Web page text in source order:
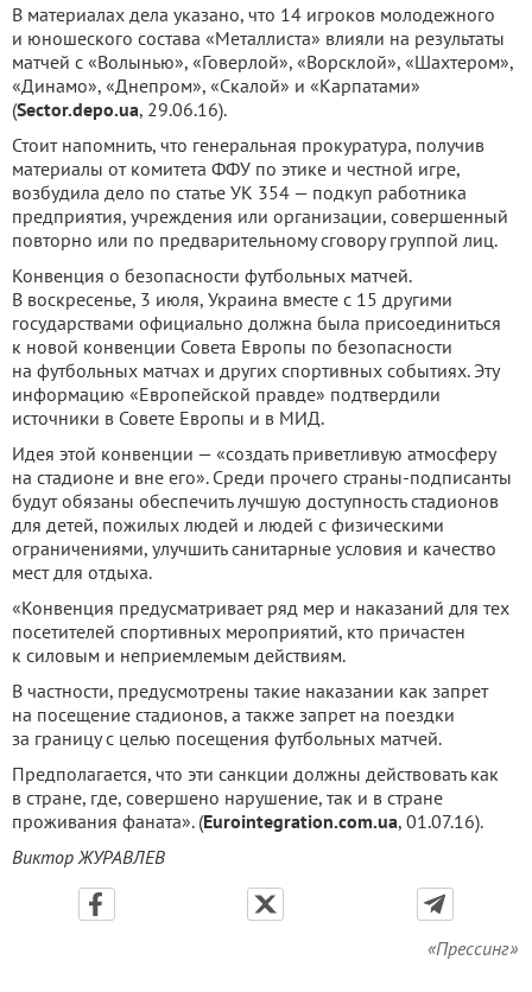
В материалах дела указано, что 14 игроков молодежного
и юношеского состава «Металлиста» влияли на результаты
матчей с «Волынью», «Говерлой», «Ворсклой», «Шахтером»,
«Динамо», «Днепром», «Скалой» и «Карпатами»
(Sector.depo.ua, 29.06.16).
Стоит напомнить, что генеральная прокуратура, получив
материалы от комитета ФФУ по этике и честной игре,
возбудила дело по статье УК 354 — подкуп работника
предприятия, учреждения или организации, совершенный
повторно или по предварительному сговору группой лиц.
Конвенция о безопасности футбольных матчей.
В воскресенье, 3 июля, Украина вместе с 15 другими
государствами официально должна была присоединиться
к новой конвенции Совета Европы по безопасности
на футбольных матчах и других спортивных событиях. Эту
информацию «Европейской правде» подтвердили
источники в Совете Европы и в МИД.
Идея этой конвенции — «создать приветливую атмосферу
на стадионе и вне его». Среди прочего страны-подписанты
будут обязаны обеспечить лучшую доступность стадионов
для детей, пожилых людей и людей с физическими
ограничениями, улучшить санитарные условия и качество
мест для отдыха.
«Конвенция предусматривает ряд мер и наказаний для тех
посетителей спортивных мероприятий, кто причастен
к силовым и неприемлемым действиям.
В частности, предусмотрены такие наказании как запрет
на посещение стадионов, а также запрет на поездки
за границу с целью посещения футбольных матчей.
Предполагается, что эти санкции должны действовать как
в стране, где, совершено нарушение, так и в стране
проживания фаната». (Eurointegration.com.ua, 01.07.16).
Виктор ЖУРАВЛЕВ
«Прессинг»